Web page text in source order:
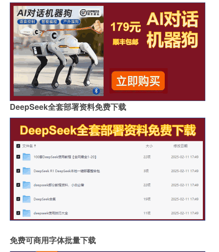
DeepSeek全套部署资料免费下载
免费可商用字体批量下载